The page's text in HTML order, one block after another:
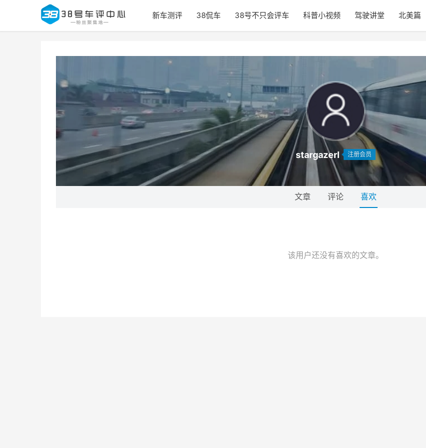
新车测评 38侃车 38号不只会评车 科普小视频 驾驶讲堂 北美篇
stargazerl 注册会员
文章 评论 喜欢
该用户还没有喜欢的文章。